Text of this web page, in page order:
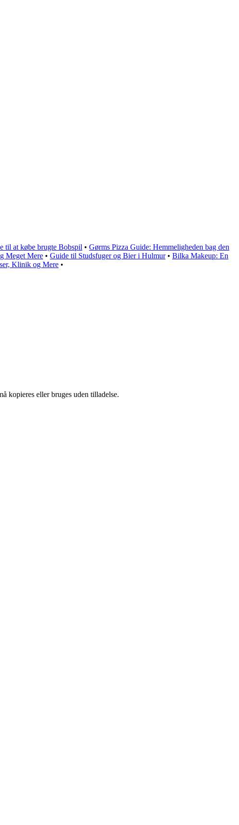
til at købe brugte Bobspil • Gørms Pizza Guide: Hemmeligheden bag den
Meget Mere • Guide til Studsfuger og Bier i Hulmur• Bilka Makeup: En
Klinik og Mere •
kopieres eller bruges uden tilladelse.